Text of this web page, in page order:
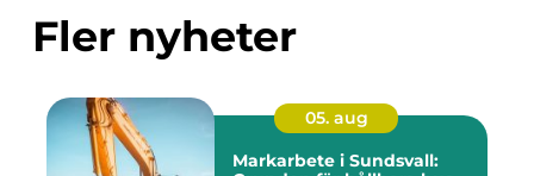
Fler nyheter
05. aug
Markarbete i Sundsvall: